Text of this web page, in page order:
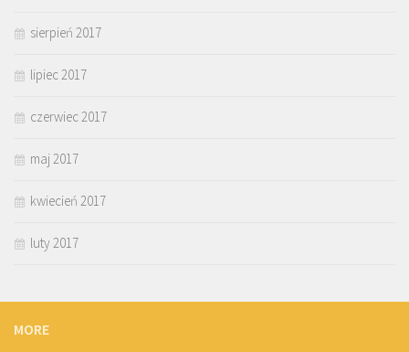
sierpień 2017
lipiec 2017
czerwiec 2017
maj 2017
kwiecień 2017
luty 2017
MORE